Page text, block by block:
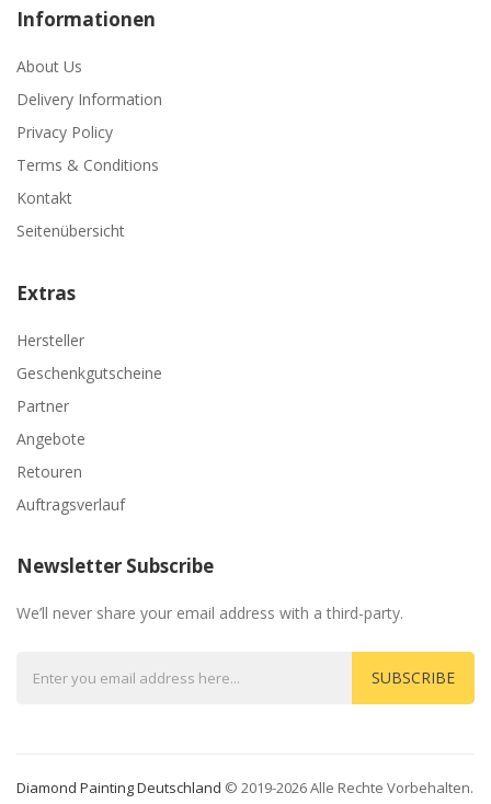
Informationen
About Us
Delivery Information
Privacy Policy
Terms & Conditions
Kontakt
Seitenübersicht
Extras
Hersteller
Geschenkgutscheine
Partner
Angebote
Retouren
Auftragsverlauf
Newsletter Subscribe
We’ll never share your email address with a third-party.
SUBSCRIBE
Diamond Painting Deutschland © 2019-2026 Alle Rechte Vorbehalten.